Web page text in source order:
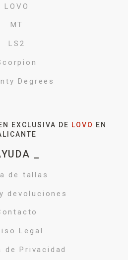
LOVO
MT
LS2
Degrees
EXCLUSIVA DE LOVO
EN
_
de tallas
devoluciones
Legal
de Privacidad